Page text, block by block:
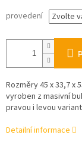
provedení
Rozměry 45 x 33,7 x
vyroben z masivní
pravou i levou
Detailní informace